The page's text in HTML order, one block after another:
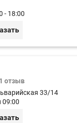
- 18:00
1 отзыв
33/14
09:00